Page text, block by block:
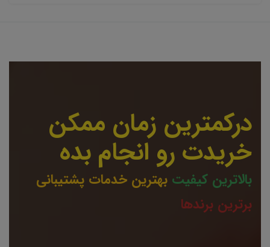
درکمترین زمان ممکن
خریدت رو انجام بده
بالاترین کیفیت بهترین خدمات پشتیبانی
برترین برندها